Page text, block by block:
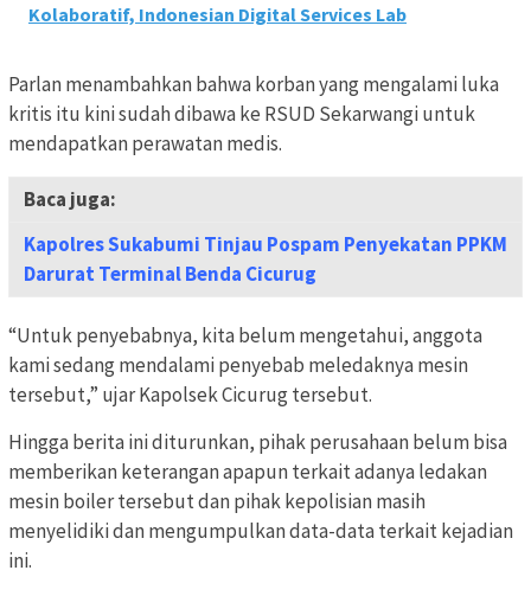
Kolaboratif, Indonesian Digital Services Lab
Parlan menambahkan bahwa korban yang mengalami luka
kritis itu kini sudah dibawa ke RSUD Sekarwangi untuk
mendapatkan perawatan medis.
Baca juga:
Kapolres Sukabumi Tinjau Pospam Penyekatan PPKM
Darurat Terminal Benda Cicurug
“Untuk penyebabnya, kita belum mengetahui, anggota
kami sedang mendalami penyebab meledaknya mesin
tersebut,” ujar Kapolsek Cicurug tersebut.
Hingga berita ini diturunkan, pihak perusahaan belum bisa
memberikan keterangan apapun terkait adanya ledakan
mesin boiler tersebut dan pihak kepolisian masih
menyelidiki dan mengumpulkan data-data terkait kejadian
ini.